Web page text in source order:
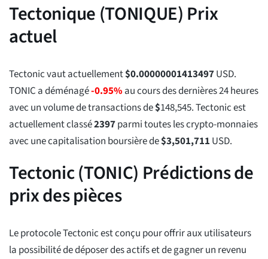
Tectonique (TONIQUE) Prix
actuel
Tectonic vaut actuellement$0.00000001413497USD.
TONIC a déménagé-0.95%au cours des dernières 24 heures
avec un volume de transactions de$148,545. Tectonic est
actuellement classé2397parmi toutes les crypto-monnaies
avec une capitalisation boursière de$3,501,711 USD.
Tectonic (TONIC) Prédictions de
prix des pièces
Le protocole Tectonic est conçu pour offrir aux utilisateurs
la possibilité de déposer des actifs et de gagner un revenu